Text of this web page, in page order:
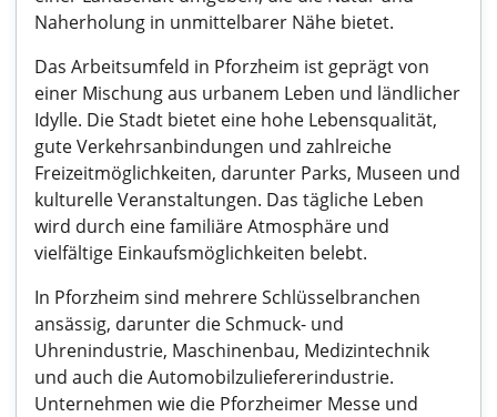
Naherholung in unmittelbarer Nähe bietet.
Das Arbeitsumfeld in Pforzheim ist geprägt von
einer Mischung aus urbanem Leben und ländlicher
Idylle. Die Stadt bietet eine hohe Lebensqualität,
gute Verkehrsanbindungen und zahlreiche
Freizeitmöglichkeiten, darunter Parks, Museen und
kulturelle Veranstaltungen. Das tägliche Leben
wird durch eine familiäre Atmosphäre und
vielfältige Einkaufsmöglichkeiten belebt.
In Pforzheim sind mehrere Schlüsselbranchen
ansässig, darunter die Schmuck- und
Uhrenindustrie, Maschinenbau, Medizintechnik
und auch die Automobilzuliefererindustrie.
Unternehmen wie die Pforzheimer Messe und